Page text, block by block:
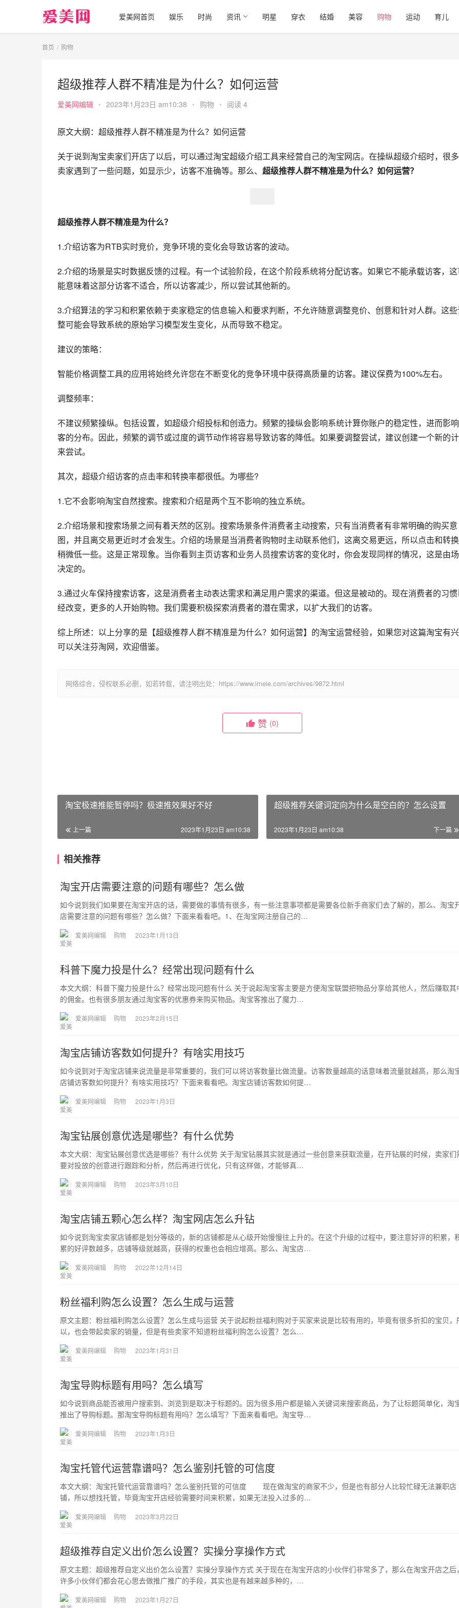
爱美网首页 娱乐 时尚 资讯 明星 穿衣 结婚 美容 购物 运动 育儿
首页 购物
超级推荐人群不精准是为什么？如何运营
爱美网编辑 • 2023年1月23日 am10:38 • 购物 • 阅读 4
原文大纲：超级推荐人群不精准是为什么？如何运营
关于说到淘宝卖家们开店了以后，可以通过淘宝超级介绍工具来经营自己的淘宝网店。在操纵超级介绍时，很
卖家遇到了一些问题，如显示少，访客不准确等。那么、 超级推荐人群不精准是为什么？如何运营？
超级推荐人群不精准是为什么？
1.介绍访客为RTB实时竞价，竞争环境的变化会导致访客的波动。
2.介绍的场景是实时数据反馈的过程。有一个试验阶段，在这个阶段系统将分配访客。如果它不能承载访客，
能意味着这部分访客不适合，所以访客减少，所以尝试其他新的。
3.介绍算法的学习和积累依赖于卖家稳定的信息输入和要求判断，不允许随意调整竞价、创意和针对人群。这
整可能会导致系统的原始学习模型发生变化，从而导致不稳定。
建议的策略：
智能价格调整工具的应用将始终允许您在不断变化的竞争环境中获得高质量的访客。建议保费为100%左右。
调整频率：
不建议频繁操纵。包括设置，如超级介绍投标和创造力。频繁的操纵会影响系统计算你账户的稳定性，进而影
客的分布。因此，频繁的调节或过度的调节动作将容易导致访客的降低。如果要调整尝试，建议创建一个新的
来尝试。
其次，超级介绍访客的点击率和转换率都很低。为哪些?
1.它不会影响淘宝自然搜索。搜索和介绍是两个互不影响的独立系统。
2.介绍场景和搜索场景之间有着天然的区别。搜索场景条件消费者主动搜索，只有当消费者有非常明确的购买意
图，并且离交易更近时才会发生。介绍的场景是当消费者购物时主动联系他们，这离交易更远，所以点击和转
稍微低一些。这是正常现象。当你看到主页访客和业务人员搜索访客的变化时，你会发现同样的情况，这是由
决定的。
3.通过火车保持搜索访客，这是消费者主动表达需求和满足用户需求的渠道。但这是被动的。现在消费者的习
经改变，更多的人开始购物。我们需要积极探索消费者的潜在需求，以扩大我们的访客。
综上所述：以上分享的是【超级推荐人群不精准是为什么？如何运营】的淘宝运营经验，如果您对这篇淘宝有
可以关注芬淘网，欢迎借鉴。
网络综合，侵权联系必删，如若转载，请注明出处：https://www.imeie.com/archives/9872.html
赞 (0)
淘宝极速推能暂停吗？极速推效果好不好
上一篇 2023年1月23日 am10:38
超级推荐关键词定向为什么是空白的？怎么设置
下一篇
2023年1月23日 am10:38
相关推荐
淘宝开店需要注意的问题有哪些？怎么做
如今说到我们如果要在淘宝开店的话，需要做的事情有很多，有一些注意事项都是需要各位新手商家们去了解的，那么、淘宝
店需要注意的问题有哪些？怎么做？下面来看看吧。1、在淘宝网注册自己的…
爱美网编辑 购物 2023年1月13日
科普下魔力投是什么？经常出现问题有什么
本文大纲：科普下魔力投是什么？经常出现问题有什么 关于说起淘宝客主要是方便淘宝联盟把物品分享给其他人，然后赚取其
的佣金。也有很多朋友通过淘宝客的优惠券来购买物品。淘宝客推出了魔力…
爱美网编辑 购物 2023年2月15日
淘宝店铺访客数如何提升？有啥实用技巧
如今说到对于淘宝店铺来说流量是非常重要的，我们可以将访客数量比做流量。访客数量越高的话意味着流量就越高，那么淘
店铺访客数如何提升？有啥实用技巧？下面来看看吧。淘宝店铺访客数如何提…
爱美网编辑 购物 2023年1月3日
淘宝钻展创意优选是哪些？有什么优势
本文大纲：淘宝钻展创意优选是哪些？有什么优势 关于淘宝钻展其实就是通过一些创意来获取流量，在开钻展的时候，卖家们
要对投放的创意进行跟踪和分析，然后再进行优化，只有这样做，才能够真…
爱美网编辑 购物 2023年3月10日
淘宝店铺五颗心怎么样？淘宝网店怎么升钻
如今说到淘宝卖家店铺都是划分等级的，新的店铺都是从心级开始慢慢往上升的。在这个升级的过程中，要注意好评的积累，
累的好评数越多，店铺等级就越高，获得的权重也会相应增高。那么、淘宝店…
爱美网编辑 购物 2022年12月14日
粉丝福利购怎么设置？怎么生成与运营
原文主题：粉丝福利购怎么设置？怎么生成与运营 关于说起粉丝福利购对于买家来说是比较有用的，毕竟有很多折扣的宝贝，
以，也会带起卖家的销量，但是有些卖家不知道粉丝福利购怎么设置？怎么…
爱美网编辑 购物 2023年1月31日
淘宝导购标题有用吗？怎么填写
如今说到商品能否被用户搜索到、浏览到是取决于标题的。因为很多用户都是输入关键词来搜索商品，为了让标题简单化，淘
推出了导购标题。那淘宝导购标题有用吗？怎么填写？下面来看看吧。淘宝导…
爱美网编辑 购物 2023年1月3日
淘宝托管代运营靠谱吗？怎么鉴别托管的可信度
本文大纲：淘宝托管代运营靠谱吗？怎么鉴别托管的可信度 现在做淘宝的商家不少，但是也有部分人比较忙碌无法兼职店
铺，所以想找托管，毕竟淘宝开店经验需要时间来积累，如果无法投入过多的…
爱美网编辑 购物 2023年3月22日
超级推荐自定义出价怎么设置？实操分享操作方式
原文主题：超级推荐自定义出价怎么设置？实操分享操作方式 关于现在在淘宝开店的小伙伴们非常多了，那么在淘宝开店之后
许多小伙伴们都会花心思去做推广推广的手段，其实也是有越来越多种的，…
爱美网编辑 购物 2023年1月27日